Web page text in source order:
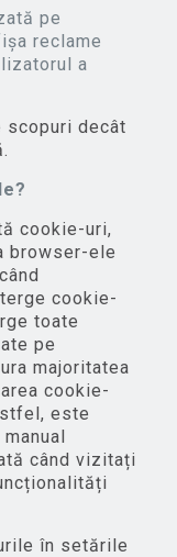
pe
reclame
a
scopuri decât
cookie-uri,
browser-ele
cookie-
toate
pe
majoritatea
cookie-
este
când vizitați
în setările